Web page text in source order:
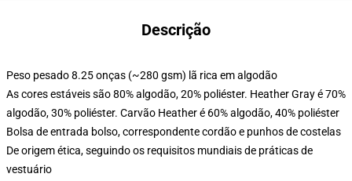
Descrição
Peso pesado 8.25 onças (~280 gsm) lã rica em algodão
As cores estáveis são 80% algodão, 20% poliéster. Heather Gray é 70%
algodão, 30% poliéster. Carvão Heather é 60% algodão, 40% poliéster
Bolsa de entrada bolso, correspondente cordão e punhos de costelas
De origem ética, seguindo os requisitos mundiais de práticas de
vestuário